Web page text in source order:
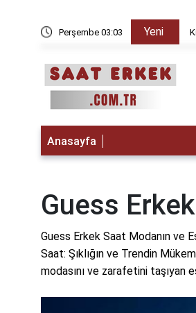
Perşembe 03:03 Yeni
Anasayfa
Guess
Guess Erkek Saat Modanın ve
Saat: Şıklığın ve Trendin
modasını ve zarafetini taşıyan